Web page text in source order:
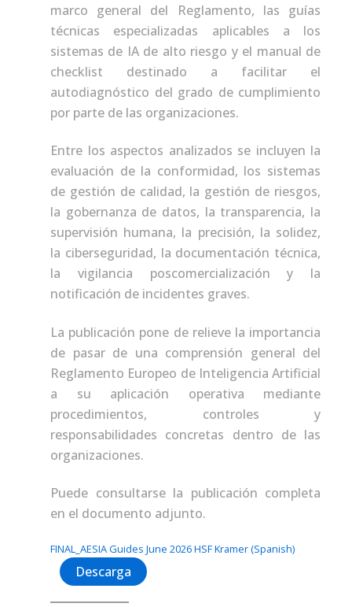
marco general del Reglamento, las guías
técnicas especializadas aplicables a los
sistemas de IA de alto riesgo y el manual de
checklist destinado a facilitar el
autodiagnóstico del grado de cumplimiento
por parte de las organizaciones.
Entre los aspectos analizados se incluyen la
evaluación de la conformidad, los sistemas
de gestión de calidad, la gestión de riesgos,
la gobernanza de datos, la transparencia, la
supervisión humana, la precisión, la solidez,
la ciberseguridad, la documentación técnica,
la vigilancia poscomercialización y la
notificación de incidentes graves.
La publicación pone de relieve la importancia
de pasar de una comprensión general del
Reglamento Europeo de Inteligencia Artificial
a su aplicación operativa mediante
procedimientos, controles y
responsabilidades concretas dentro de las
organizaciones.
Puede consultarse la publicación completa
en el documento adjunto.
FINAL_AESIA Guides June 2026 HSF Kramer (Spanish)
Descarga